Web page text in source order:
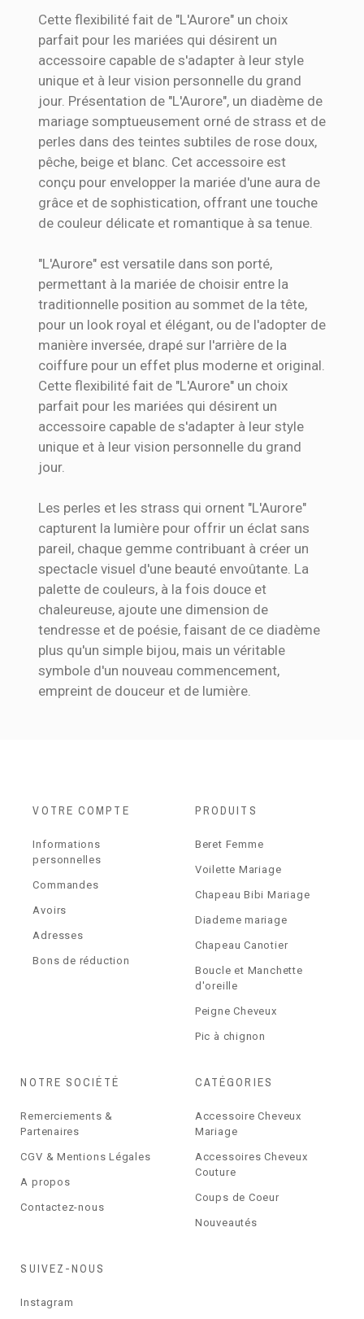
Cette flexibilité fait de "L'Aurore" un choix
parfait pour les mariées qui désirent un
accessoire capable de s'adapter à leur style
unique et à leur vision personnelle du grand
jour. Présentation de "L'Aurore", un diadème de
mariage somptueusement orné de strass et de
perles dans des teintes subtiles de rose doux,
pêche, beige et blanc. Cet accessoire est
conçu pour envelopper la mariée d'une aura de
grâce et de sophistication, offrant une touche
de couleur délicate et romantique à sa tenue.
"L'Aurore" est versatile dans son porté,
permettant à la mariée de choisir entre la
traditionnelle position au sommet de la tête,
pour un look royal et élégant, ou de l'adopter de
manière inversée, drapé sur l'arrière de la
coiffure pour un effet plus moderne et original.
Cette flexibilité fait de "L'Aurore" un choix
parfait pour les mariées qui désirent un
accessoire capable de s'adapter à leur style
unique et à leur vision personnelle du grand
jour.
Les perles et les strass qui ornent "L'Aurore"
capturent la lumière pour offrir un éclat sans
pareil, chaque gemme contribuant à créer un
spectacle visuel d'une beauté envoûtante. La
palette de couleurs, à la fois douce et
chaleureuse, ajoute une dimension de
tendresse et de poésie, faisant de ce diadème
plus qu'un simple bijou, mais un véritable
symbole d'un nouveau commencement,
empreint de douceur et de lumière.
VOTRE COMPTE
Informations
personnelles
Commandes
Avoirs
Adresses
Bons de réduction
PRODUITS
Beret Femme
Voilette Mariage
Chapeau Bibi Mariage
Diademe mariage
Chapeau Canotier
Boucle et Manchette
d'oreille
Peigne Cheveux
Pic à chignon
NOTRE SOCIÉTÉ
Remerciements &
Partenaires
CGV & Mentions Légales
A propos
Contactez-nous
CATÉGORIES
Accessoire Cheveux
Mariage
Accessoires Cheveux
Couture
Coups de Coeur
Nouveautés
SUIVEZ-NOUS
Instagram